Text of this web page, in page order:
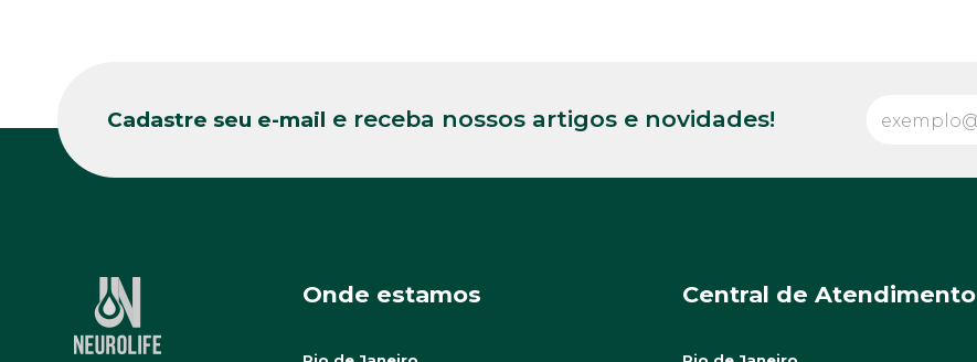
Cadastre seu e-mail e receba nossos artigos e novidades!
Onde estamos Central de Atendimento